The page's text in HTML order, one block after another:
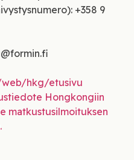
+358 9
hkg/etusivu
Hongkongiin
matkustusilmoituksen